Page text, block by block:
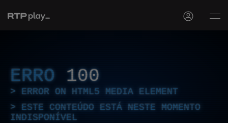
ERRO 100
ERROR ON HTML5 MEDIA ELEMENT
ESTE CONTEÚDO ESTÁ NESTE MOMENTO
INDISPONÍVEL